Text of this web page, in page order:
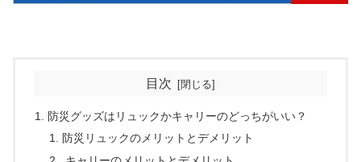
目次
防災グッズはリュックかキャリーのどっちがいい？
防災リュックのメリットとデメリット